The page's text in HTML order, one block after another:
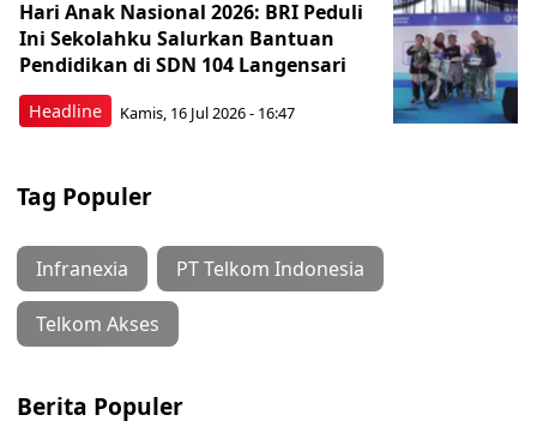
Headline
Hari Anak Nasional 2026: BRI Peduli
Ini Sekolahku Salurkan Bantuan
Pendidikan di SDN 104 Langensari
Kamis, 16 Jul 2026 - 16:47
Tag Populer
Infranexia PT Telkom Indonesia
Telkom Akses
Berita Populer